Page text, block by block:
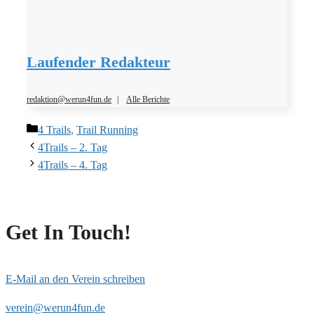
Laufender Redakteur
redaktion@werun4fun.de | Alle Berichte
Kategorien
4 Trails, Trail Running
4Trails – 2. Tag
4Trails – 4. Tag
Get In Touch!
E-Mail an den Verein schreiben
verein@werun4fun.de